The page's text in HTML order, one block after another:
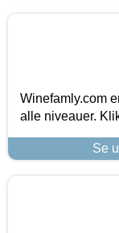
Winefamly.com
alle niveauer.
Se